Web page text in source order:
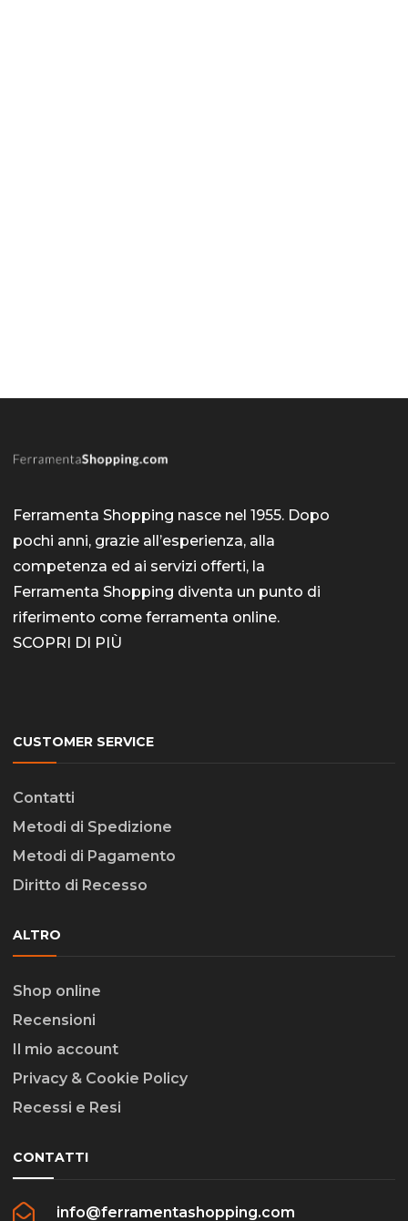
Ferramenta Shopping nasce nel 1955. Dopo
pochi anni, grazie all’esperienza, alla
competenza ed ai servizi offerti, la
Ferramenta Shopping diventa un punto di
riferimento come ferramenta online.
SCOPRI DI PIÙ
CUSTOMER SERVICE
Contatti
Metodi di Spedizione
Metodi di Pagamento
Diritto di Recesso
ALTRO
Shop online
Recensioni
Il mio account
Privacy & Cookie Policy
Recessi e Resi
CONTATTI
info@ferramentashopping.com